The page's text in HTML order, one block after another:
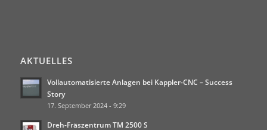
AKTUELLES
Vollautomatisierte Anlagen bei Kappler-CNC – Success
Story
17. September 2024 - 9:29
Dreh-Fräszentrum TM 2500 S